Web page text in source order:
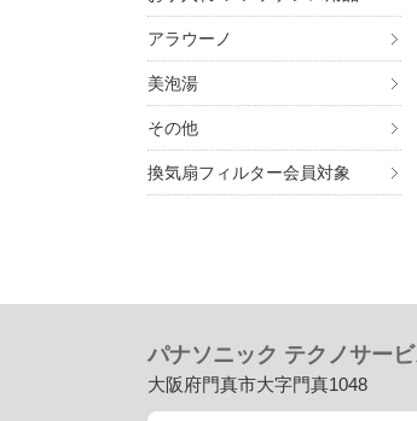
アラウーノ
美泡湯
その他
換気扇フィルター会員対象
パナソニック テクノサー
大阪府門真市大字門真1048